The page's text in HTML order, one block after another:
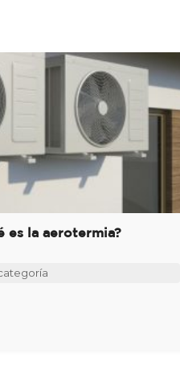
es la aerotermia?